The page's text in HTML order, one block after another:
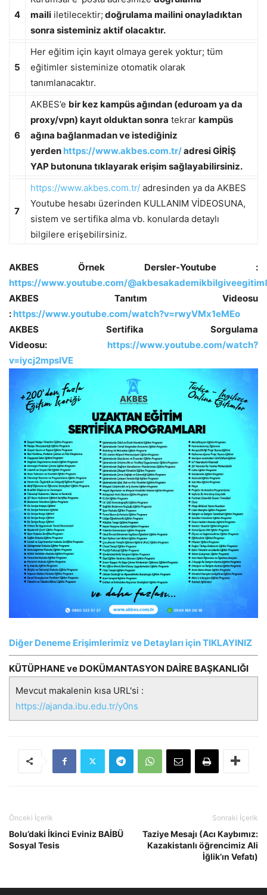
4
maili iletilecektir; doğrulama mailini onayladıktan
sonra sisteminiz aktif olacaktır.
5
Her eğitim için kayıt olmaya gerek yoktur; tüm
eğitimler sisteminize otomatik olarak
tanımlanacaktır.
6
AKBES’e bir kez kampüs ağından (eduroam ya da
proxy/vpn) kayıt olduktan sonra tekrar kampüs
ağına bağlanmadan ve istediğiniz
yerden https://www.akbes.com.tr/adresi GİRİŞ
YAP butonuna tıklayarak erişim sağlayabilirsiniz.
7
https://www.akbes.com.tr/ adresinden ya da AKBES
Youtube hesabı üzerinden KULLANIM VİDEOSUNA,
sistem ve sertifika alma vb. konularda detaylı
bilgilere erişebilirsiniz.
AKBES Örnek Dersler-Youtube :
https://www.youtube.com/
AKBES Tanıtım Videosu
: https://www.youtube.com/watch?v=rwyVMx1eMEo
AKBES Sertifika Sorgulama
Videosu: https://www.youtube.com/watch?
v=iycj2mpsIVE
Diğer Deneme Erişimlerimiz ve Detayları için TIKLAYINIZ
KÜTÜPHANE ve DOKÜMANTASYON DAİRE BAŞKANLIĞI
Mevcut makalenin kısa URL'si :
https://ajanda.ibu.edu.tr/y0ns
Önceki İçerik
Bolu’daki İkinci Eviniz BAİBÜ
Sosyal Tesis
Sonraki İçerik
Taziye Mesajı (Acı Kaybımız:
Kazakistanlı öğrencimiz Ali
İğlik’ın Vefatı)